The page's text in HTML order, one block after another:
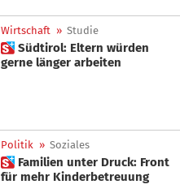
Wirtschaft » Studie
 Südtirol: Eltern würden
gerne länger arbeiten
Politik » Soziales
 Familien unter Druck: Front
für mehr Kinderbetreuung